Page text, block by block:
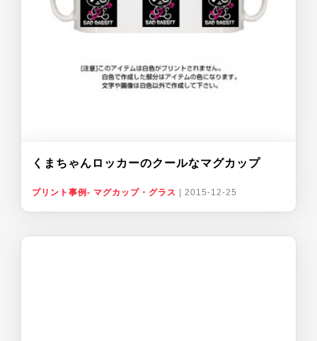
くまちゃんロッカーのクールなマグカップ
プリント事例- マグカップ・グラス 2015-12-25